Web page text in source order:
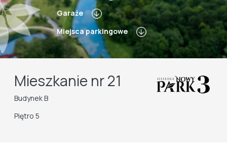
Garaże
Miejsca parkingowe
Mieszkanie nr 21
Budynek B
Piętro 5